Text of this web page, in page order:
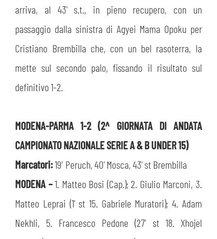
arriva, al 43' s.t., in pieno recupero, con un
passaggio dalla sinistra di Agyei Mama Opoku per
Cristiano Brembilla che, con un bel rasoterra, la
mette sul secondo palo, fissando il risultato sul
definitivo 1-2.
MODENA-PARMA 1-2 (2^ GIORNATA DI ANDATA
CAMPIONATO NAZIONALE SERIE A & B UNDER 15)
Marcatori:19′ Peruch, 40' Mosca, 43' st Brembilla
MODENA –1. Matteo Bosi (Cap.); 2. Giulio Marconi, 3.
Matteo Leprai (1' st 15. Gabriele Muratori); 4. Adam
Nekhli, 5. Francesco Pedone (27' st 18. Xhojel